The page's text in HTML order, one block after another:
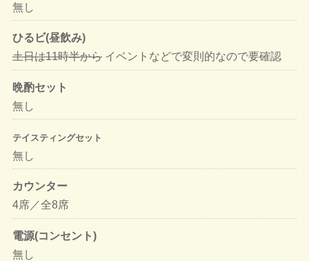
無し
ひるビ(昼飲み)
土日は11時半から イベントなどで変則的なので要確認
晩酌セット
無し
テイスティングセット
無し
カウンター
4席／全8席
電源(コンセント)
無し